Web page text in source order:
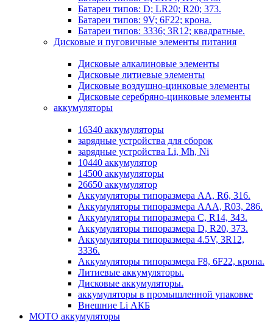
Батареи типов: D; LR20; R20; 373.
Батареи типов: 9V; 6F22; крона.
Батареи типов: 3336; 3R12; квадратные.
Дисковые и пуговичные элементы питания
Дисковые алкалиновые элементы
Дисковые литиевые элементы
Дисковые воздушно-цинковые элементы
Дисковые серебряно-цинковые элементы
аккумуляторы
16340 аккумуляторы
зарядные устройства для сборок
зарядные устройства Li, Mh, Ni
10440 аккумулятор
14500 аккумуляторы
26650 аккумулятор
Аккумуляторы типоразмера АА, R6, 316.
Аккумуляторы типоразмера ААА, R03, 286.
Аккумуляторы типоразмера С, R14, 343.
Аккумуляторы типоразмера D, R20, 373.
Аккумуляторы типоразмера 4.5V, 3R12,
3336.
Аккумуляторы типоразмера F8, 6F22, крона.
Литиевые аккумуляторы.
Дисковые аккумуляторы.
аккумуляторы в промышленной упаковке
Внешние Li АКБ
МОТО аккумуляторы